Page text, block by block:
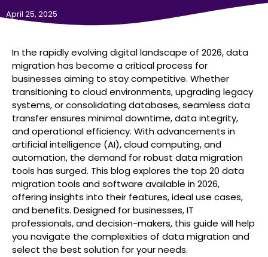
April 25, 2025
In the rapidly evolving digital landscape of 2026, data
migration has become a critical process for
businesses aiming to stay competitive. Whether
transitioning to cloud environments, upgrading legacy
systems, or consolidating databases, seamless data
transfer ensures minimal downtime, data integrity,
and operational efficiency. With advancements in
artificial intelligence (AI), cloud computing, and
automation, the demand for robust data migration
tools has surged. This blog explores the top 20 data
migration tools and software available in 2026,
offering insights into their features, ideal use cases,
and benefits. Designed for businesses, IT
professionals, and decision-makers, this guide will help
you navigate the complexities of data migration and
select the best solution for your needs.